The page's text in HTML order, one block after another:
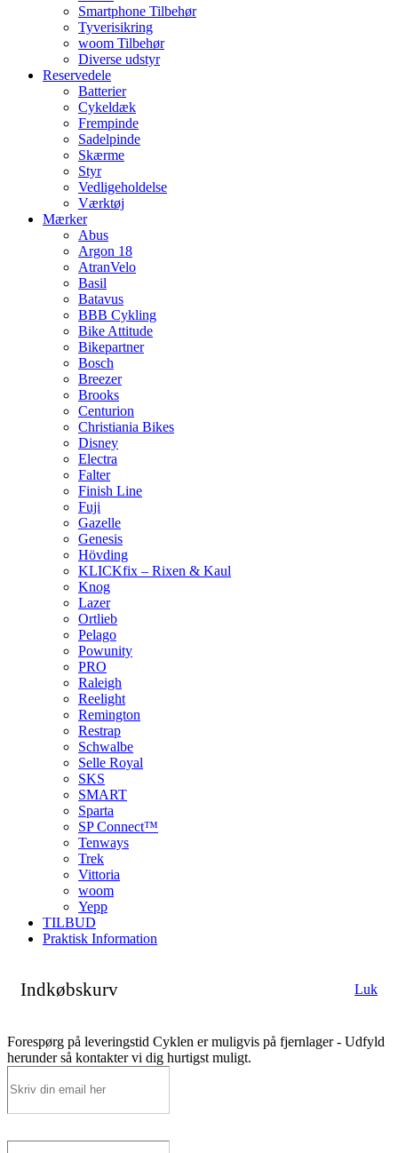
Smartphone Tilbehør
Tyverisikring
woom Tilbehør
Diverse udstyr
Reservedele
Batterier
Cykeldæk
Frempinde
Sadelpinde
Skærme
Styr
Vedligeholdelse
Værktøj
Mærker
Abus
Argon 18
AtranVelo
Basil
Batavus
BBB Cykling
Bike Attitude
Bikepartner
Bosch
Breezer
Brooks
Centurion
Christiania Bikes
Disney
Electra
Falter
Finish Line
Fuji
Gazelle
Genesis
Hövding
KLICKfix – Rixen & Kaul
Knog
Lazer
Ortlieb
Pelago
Powunity
PRO
Raleigh
Reelight
Remington
Restrap
Schwalbe
Selle Royal
SKS
SMART
Sparta
SP Connect™
Tenways
Trek
Vittoria
woom
Yepp
TILBUD
Praktisk Information
Indkøbskurv Luk
Forespørg på leveringstid Cyklen er muligvis på fjernlager - Udfyld
herunder så kontakter vi dig hurtigst muligt.